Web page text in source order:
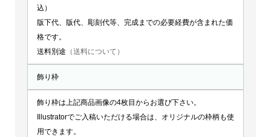
込）
版下代、版代、彫刻代等、完成までの必要経費が含まれた価
格です。
送料別途 （送料について）
飾り枠
飾り枠は上記商品画像の4枚目からお選び下さい。
Illustratorでご入稿いただける場合は、オリジナルの枠柄も使
用できます。